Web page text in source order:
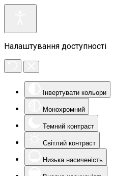
Налаштування доступності
Інвертувати кольори
Монохромний
Темний контраст
Світлий контраст
Низька насиченість